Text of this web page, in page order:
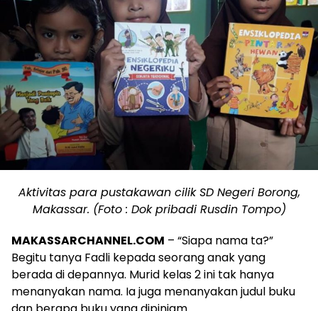
Aktivitas para pustakawan cilik SD Negeri Borong,
Makassar. (Foto : Dok pribadi Rusdin Tompo)
MAKASSARCHANNEL.COM – “Siapa nama ta?”
Begitu tanya Fadli kepada seorang anak yang
berada di depannya. Murid kelas 2 ini tak hanya
menanyakan nama. Ia juga menanyakan judul buku